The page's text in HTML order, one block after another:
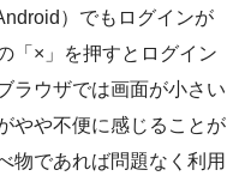
）でもログインが
「×」を押すとログイン
ラウザでは画面が小さい
やや不便に感じることが
物であれば問題なく利用